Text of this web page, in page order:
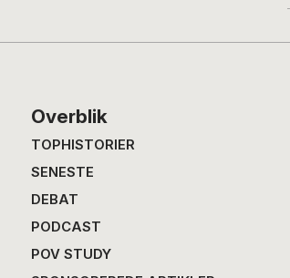
Footer
Overblik
TOPHISTORIER
SENESTE
DEBAT
PODCAST
POV STUDY